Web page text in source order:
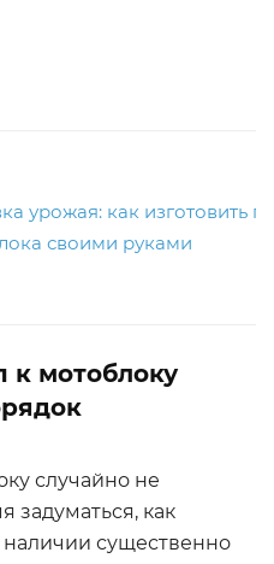
к мотоблоку
случайно не
задуматься, как
наличии существенно